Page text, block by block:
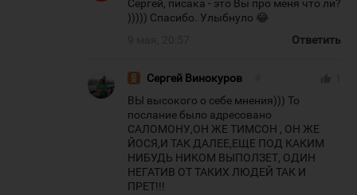
Сергей, писака - это Вы про меня что ли?
))))) Спасибо. Улыбнуло 😂
Ответить
Сергей Винокуров
ВЫ высокого о себе мнения))) То
послание было адресовано
САЛОМОНУ,ОН ЖЕ ТИМСОН , ОН ЖЕ
ЙОСЯ,И ТАК ДАЛЕЕ,ЕЩЕ ПОД КАКИМ
НИБУДЬ НИКОМ ВЫПОЛЗЕТ, ОДИН
НЕГАТИВ ОТ ТАКИХ ЛЮДЕЙ ТАК И
ПРЕТ!!!